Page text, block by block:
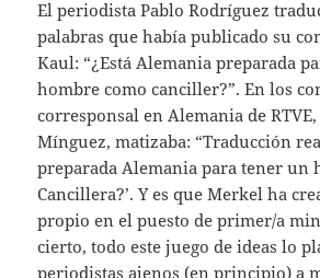
El periodista Pablo Rodríguez
palabras que había publicado su
Kaul: “¿Está Alemania preparada
hombre como canciller?”. En los
corresponsal en Alemania de
Mínguez, matizaba: “Traducción
preparada Alemania para tener un
Cancillera?’. Y es que Merkel ha
propio en el puesto de primer/a
cierto, todo este juego de ideas lo
periodistas ajenos (en principio) a